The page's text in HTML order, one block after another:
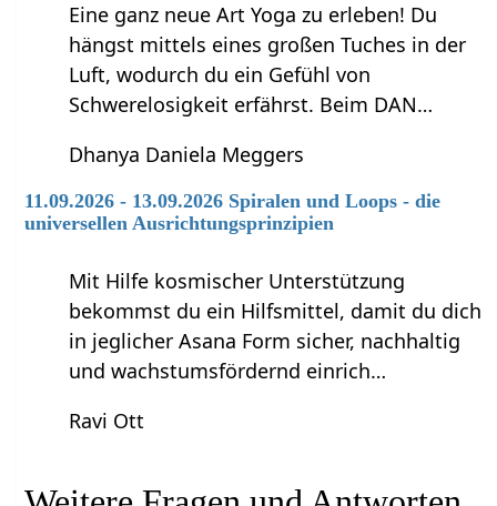
Eine ganz neue Art Yoga zu erleben! Du
hängst mittels eines großen Tuches in der
Luft, wodurch du ein Gefühl von
Schwerelosigkeit erfährst. Beim DAN…
Dhanya Daniela Meggers
11.09.2026 - 13.09.2026 Spiralen und Loops - die
universellen Ausrichtungsprinzipien
Mit Hilfe kosmischer Unterstützung
bekommst du ein Hilfsmittel, damit du dich
in jeglicher Asana Form sicher, nachhaltig
und wachstumsfördernd einrich…
Ravi Ott